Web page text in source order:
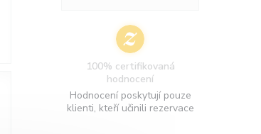
100% certifikovaná
hodnocení
Hodnocení poskytují pouze
klienti, kteří učinili rezervace